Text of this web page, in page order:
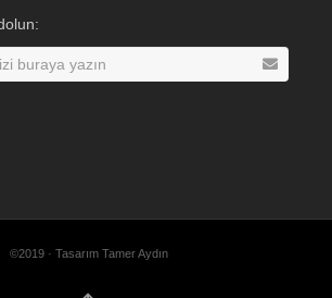
©2019 · Tasarım Tamer Aydın